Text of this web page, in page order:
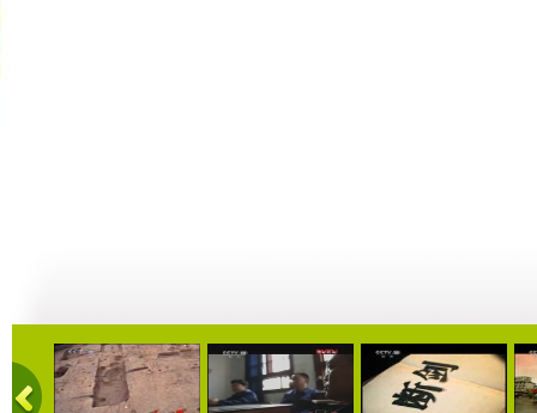
36:41 35:50 37:30